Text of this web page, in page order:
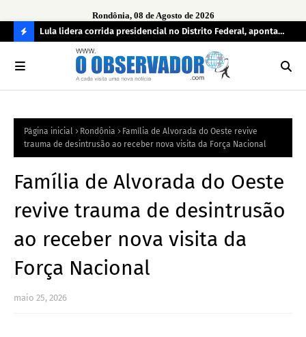
Rondônia, 08 de Agosto de 2026
O
R
Lula lidera corrida presidencial no Distrito Federal, aponta
pesquisa; Flávio Bolsonaro aparece em segundo
Página inicial Rondônia
Família de Alvorada do Oeste revive
trauma de desintrusão ao receber nova visita da Força Nacional
Família de Alvorada do Oeste
revive trauma de desintrusão
ao receber nova visita da
Força Nacional
maio 25, 2026